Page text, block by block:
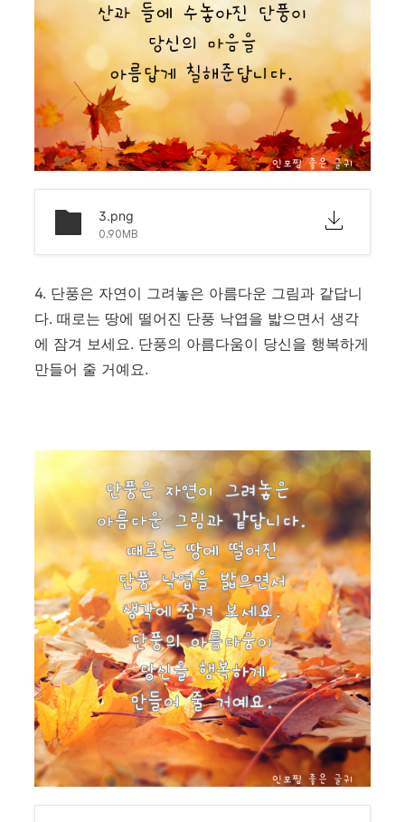
3.png
0.90MB
4. 단풍은 자연이 그려놓은 아름다운 그림과 같답니
다. 때로는 땅에 떨어진 단풍 낙엽을 밟으면서 생각
에 잠겨 보세요. 단풍의 아름다움이 당신을 행복하게
만들어 줄 거예요.